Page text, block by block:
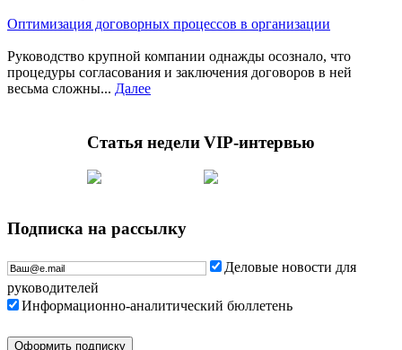
Оптимизация договорных процессов в организации
Руководство крупной компании однажды осознало, что
процедуры согласования и заключения договоров в ней
весьма сложны... Далее
Статья неделиVIP-интервью
Подписка на рассылку
Деловые новости для
руководителей
Информационно-аналитический бюллетень